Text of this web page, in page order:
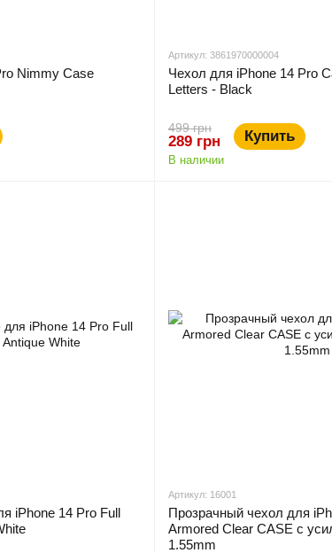
Nimmy Case
Артикул: 3861970000004
Чехол для iPhone 14 Pro
Letters - Black
499 грн
289 грн Купить
В наличии
iPhone 14 Pro Full
Артикул: 16001
Прозрачный чехол для
Armored Clear CASE с
1.55mm